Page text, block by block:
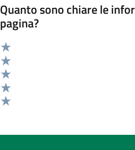
Quanto sono chiare le
pagina?
Valuta 5 stelle su 5
Valuta 4 stelle su 5
Valuta 3 stelle su 5
Valuta 2 stelle su 5